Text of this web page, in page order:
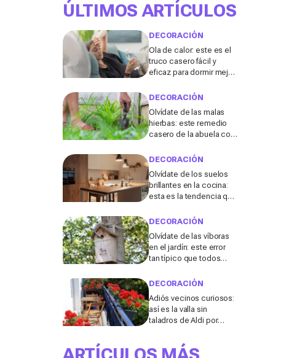
ÚLTIMOS ARTÍCULOS
DECORACIÓN
Ola de calor: este es el
truco casero fácil y
eficaz para dormir mejor
DECORACIÓN
Olvídate de las malas
hierbas: este remedio
casero de la abuela con
tienes ya en tu cocina
DECORACIÓN
Olvídate de los suelos
brillantes en la cocina:
esta es la tendencia que
una diseñadora de
DECORACIÓN
Olvídate de las víboras
en el jardín: este error
tan típico que todos
de fuertes lluvias las
DECORACIÓN
Adiós vecinos curiosos:
así es la valla sin
taladros de Aldi por
las tiendas